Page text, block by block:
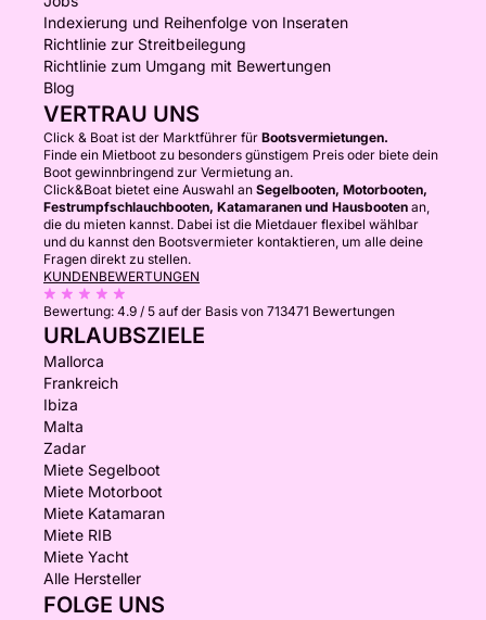
Indexierung und Reihenfolge von Inseraten
Richtlinie zur Streitbeilegung
Richtlinie zum Umgang mit Bewertungen
Blog
VERTRAU UNS
Click & Boat ist der Marktführer für Bootsvermietungen.
Finde ein Mietboot zu besonders günstigem Preis oder biete dein
Boot gewinnbringend zur Vermietung an.
Click&Boat bietet eine Auswahl an Segelbooten, Motorbooten,
Festrumpfschlauchbooten, Katamaranen und Hausbooten an,
die du mieten kannst. Dabei ist die Mietdauer flexibel wählbar
und du kannst den Bootsvermieter kontaktieren, um alle deine
Fragen direkt zu stellen.
KUNDENBEWERTUNGEN
Bewertung: 4.9 / 5 auf der Basis von 713471 Bewertungen
URLAUBSZIELE
Mallorca
Frankreich
Ibiza
Malta
Zadar
Miete Segelboot
Miete Motorboot
Miete Katamaran
Miete RIB
Miete Yacht
Alle Hersteller
FOLGE UNS